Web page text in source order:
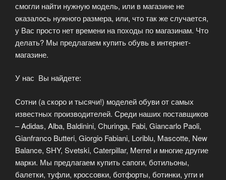
смогли найти нужную модель, или в магазине не
оказалось нужного размера, или, что так же случается,
у Вас просто нет времени на походы по магазинам. Что
делать? Мы предлагаем купить обувь в интернет-
магазине.
У нас Вы найдете:
Сотни (а скоро и тысячи!) моделей обуви от самых
известных производителей. Среди наших поставщиков
– Adidas, Alba, Baldinini, Churinga, Fabi, Giancarlo Paoli,
Gianfranco Butteri, Giorgio Fabiani, Loriblu, Mascotte, New
Balance, SHY, Svetski, Caterpillar, Merrel и многие другие
марки. Мы предлагаем купить сапоги, ботильоны,
балетки, туфли, кроссовки, ботфорты, ботинки, угги и